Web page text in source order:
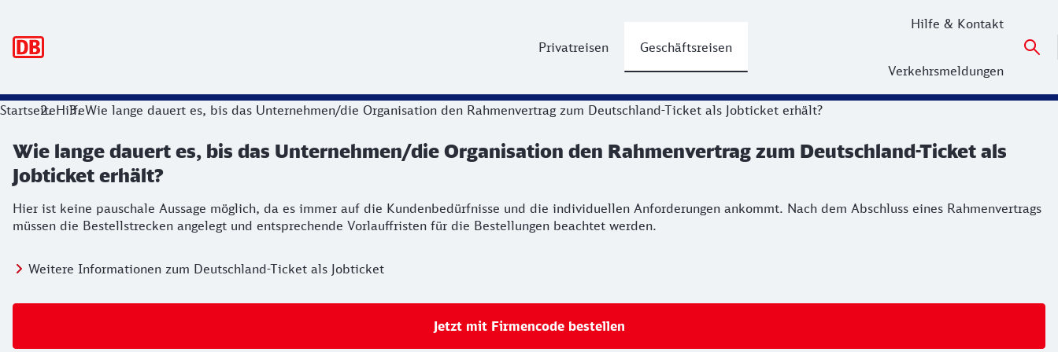
Privatreisen Geschäftsreisen
Hilfe & Kontakt
Verkehrsmeldungen
StartseiteHilfeWie lange dauert es, bis das Unternehmen/die Organisation den Rahmenvertrag zum Deutschland-Ticket als Jobticket erhält?
Wie lange dauert es, bis das Unternehmen/die Organisation den Rahmenvertrag zum Deutschland-Ticket als
Jobticket erhält?
Hier ist keine pauschale Aussage möglich, da es immer auf die Kundenbedürfnisse und die individuellen Anforderungen ankommt. Nach dem Abschluss eines Rahmenvertrags
müssen die Bestellstrecken angelegt und entsprechende Vorlauffristen für die Bestellungen beachtet werden.
Weitere Informationen zum Deutschland-Ticket als Jobticket
Jetzt mit Firmencode bestellen